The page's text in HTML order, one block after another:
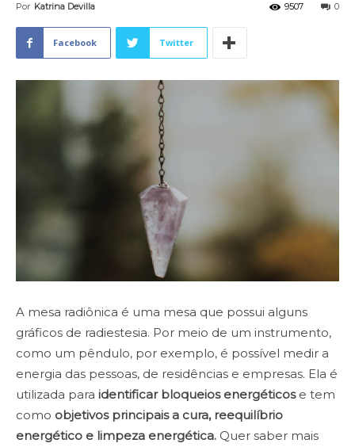
Por Katrina Devilla 0
9507
Facebook Twitter
A mesa radiônica é uma mesa que possui alguns
gráficos de radiestesia. Por meio de um instrumento,
como um pêndulo, por exemplo, é possível medir a
energia das pessoas, de residências e empresas. Ela é
utilizada para identificar bloqueios energéticose tem
como objetivos principais a cura, reequilíbrio
energético e limpeza energética. Quer saber mais